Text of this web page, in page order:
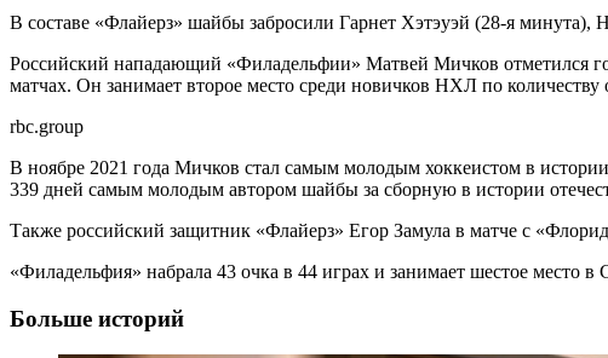
В составе «Флайерз» шайбы забросили Гарнет Хэтэуэй (28-я
Российский нападающий «Филадельфии» Матвей Мичков отметился
матчах. Он занимает второе место среди новичков НХЛ по
rbc.group
В ноябре 2021 года Мичков стал самым молодым хоккеистом в
339 дней самым молодым автором шайбы за сборную в истории
Также российский защитник «Флайерз» Егор Замула в матче с
«Филадельфия» набрала 43 очка в 44 играх и занимает шестое место
Больше историй